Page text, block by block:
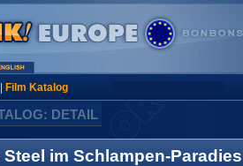
Film Katalog
DETAIL
im Schlampen-Paradies